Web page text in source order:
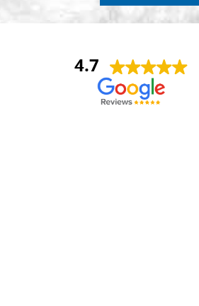
4.7
Andrea Monguzzi